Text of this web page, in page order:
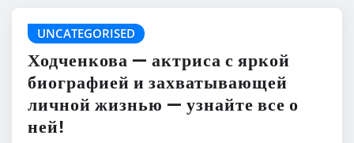
UNCATEGORISED
Ходченкова — актриса с яркой
биографией и захватывающей
личной жизнью — узнайте все о
ней!